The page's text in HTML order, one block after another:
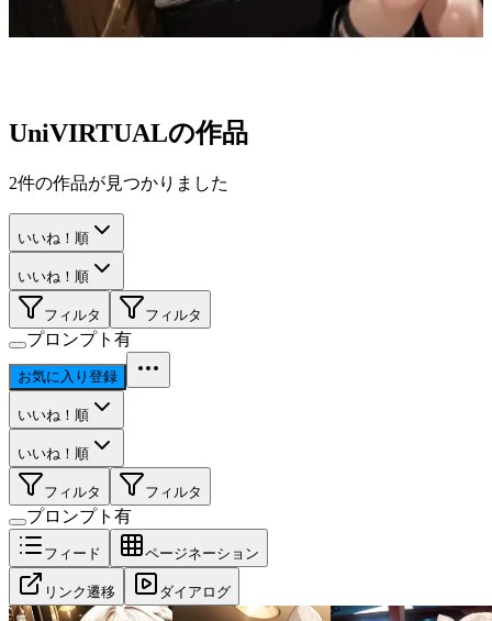
UniVIRTUALの作品
2件の作品が見つかりました
いいね！順
いいね！順
フィルタ フィルタ
プロンプト有
お気に入り登録
いいね！順
いいね！順
フィルタ フィルタ
プロンプト有
フィード ページネーション
リンク遷移 ダイアログ